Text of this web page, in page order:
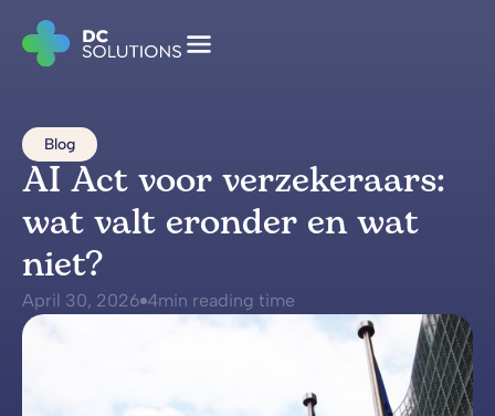
Blog
AI Act voor verzekeraars:
wat valt eronder en wat
niet?
April 30, 2026 4min reading time